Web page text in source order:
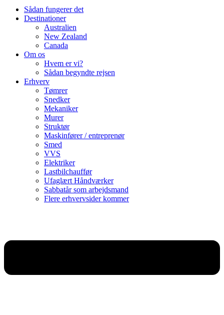
Sådan fungerer det
Destinationer
Australien
New Zealand
Canada
Om os
Hvem er vi?
Sådan begyndte rejsen
Erhverv
Tømrer
Snedker
Mekaniker
Murer
Struktør
Maskinfører / entreprenør
Smed
VVS
Elektriker
Lastbilchauffør
Ufaglært Håndværker
Sabbatår som arbejdsmand
Flere erhvervsider kommer